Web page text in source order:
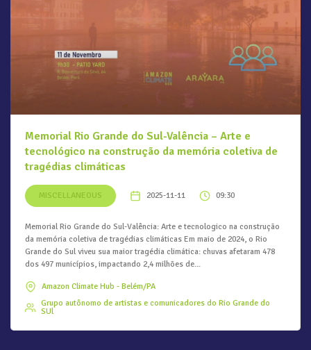
Memorial Rio Grande do Sul-Valência – Arte e
tecnológico na construção da memória coletiva de
tragédias climáticas
MISCELLANEOUS 2025-11-11 09:30
Memorial Rio Grande do Sul-Valência: Arte e tecnologico na construção
da memória coletiva de tragédias climáticas Em maio de 2024, o Rio
Grande do Sul viveu sua maior tragédia climática: chuvas afetaram 478
dos 497 municípios, impactando 2,4 milhões de...
Amazon Climate Hub - Belém/PA
Grupo autônomo de artistas e comunicadores do Rio Grande do
SUl